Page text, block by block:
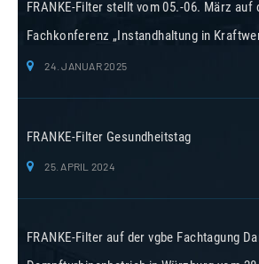
FRANKE-Filter stellt vom 05.-06. März auf
Fachkonferenz „Instandhaltung in
24. JANUAR 2025
FRANKE-Filter Gesundheitstag
25. APRIL 2024
FRANKE-Filter auf der vgbe Fachtagung